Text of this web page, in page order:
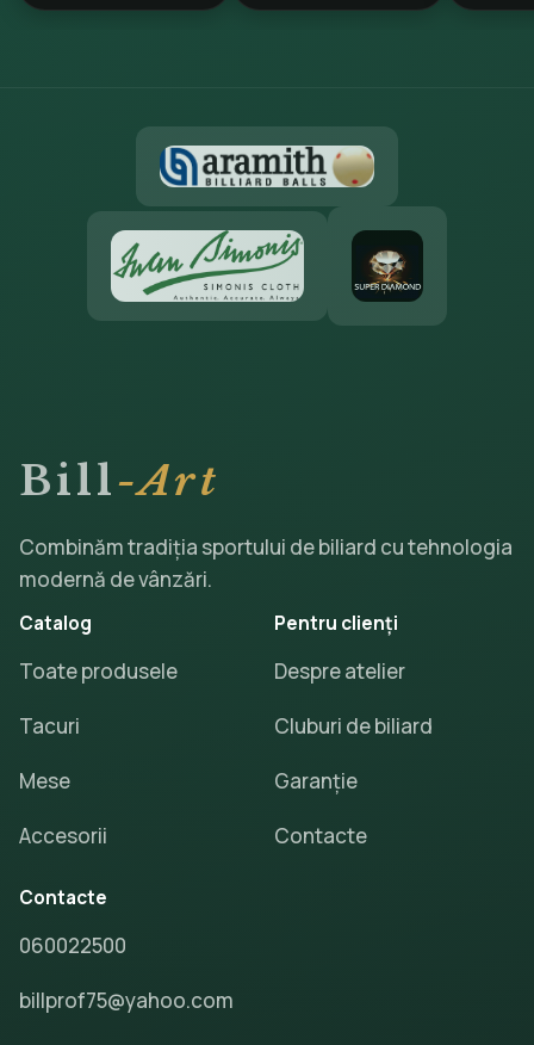
Bill-Art
Combinăm tradiția sportului de biliard cu tehnologia
modernă de vânzări.
Catalog
Toate produsele
Tacuri
Mese
Accesorii
Pentru clienți
Despre atelier
Cluburi de biliard
Garanție
Contacte
Contacte
060022500
billprof75@yahoo.com